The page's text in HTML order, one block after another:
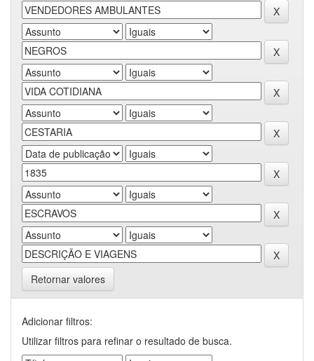
Retornar valores
Adicionar filtros:
Utilizar filtros para refinar o resultado de busca.